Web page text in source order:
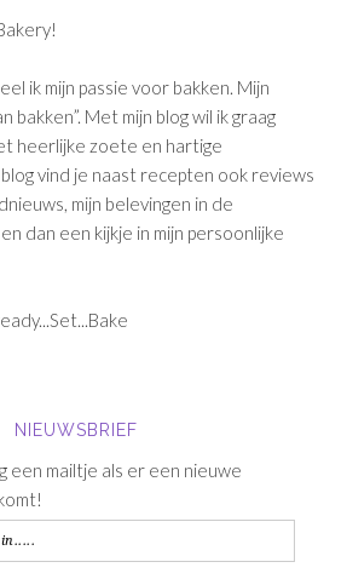
ik mijn passie voor bakken. Mijn
bakken”. Met mijn blog wil ik graag
heerlijke zoete en hartige
vind je naast recepten ook reviews
mijn belevingen in de
dan een kijkje in mijn persoonlijke
NIEUWSBRIEF
een mailtje als er een nieuwe